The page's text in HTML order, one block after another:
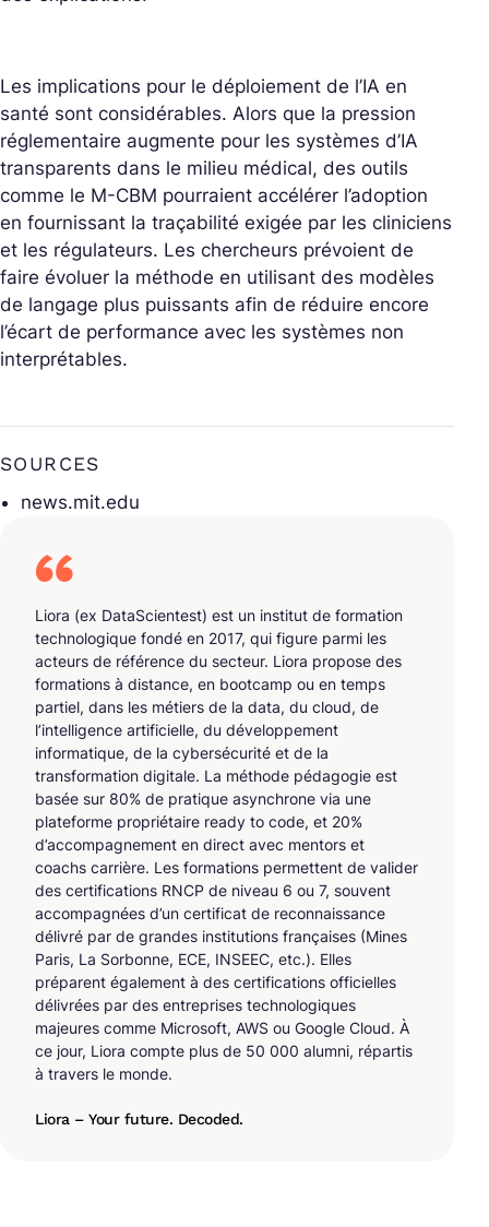
Les implications pour le déploiement de l’IA en
santé sont considérables. Alors que la pression
réglementaire augmente pour les systèmes d’IA
transparents dans le milieu médical, des outils
comme le M-CBM pourraient accélérer l’adoption
en fournissant la traçabilité exigée par les cliniciens
et les régulateurs. Les chercheurs prévoient de
faire évoluer la méthode en utilisant des modèles
de langage plus puissants afin de réduire encore
l’écart de performance avec les systèmes non
interprétables.
SOURCES
news.mit.edu
Liora (ex DataScientest) est un institut de formation
technologique fondé en 2017, qui figure parmi les
acteurs de référence du secteur. Liora propose des
formations à distance, en bootcamp ou en temps
partiel, dans les métiers de la data, du cloud, de
l’intelligence artificielle, du développement
informatique, de la cybersécurité et de la
transformation digitale. La méthode pédagogie est
basée sur 80% de pratique asynchrone via une
plateforme propriétaire ready to code, et 20%
d’accompagnement en direct avec mentors et
coachs carrière. Les formations permettent de valider
des certifications RNCP de niveau 6 ou 7, souvent
accompagnées d’un certificat de reconnaissance
délivré par de grandes institutions françaises (Mines
Paris, La Sorbonne, ECE, INSEEC, etc.). Elles
préparent également à des certifications officielles
délivrées par des entreprises technologiques
majeures comme Microsoft, AWS ou Google Cloud. À
ce jour, Liora compte plus de 50 000 alumni, répartis
à travers le monde.
Liora – Your future. Decoded.